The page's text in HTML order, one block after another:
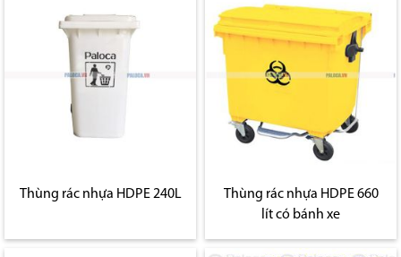
Thùng rác nhựa HDPE 240L
Thùng rác nhựa HDPE 660
lít có bánh xe